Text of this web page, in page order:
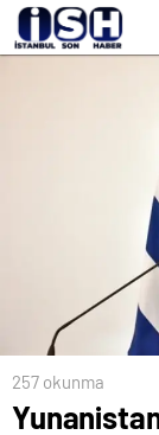
257 okunma
düzenlendi